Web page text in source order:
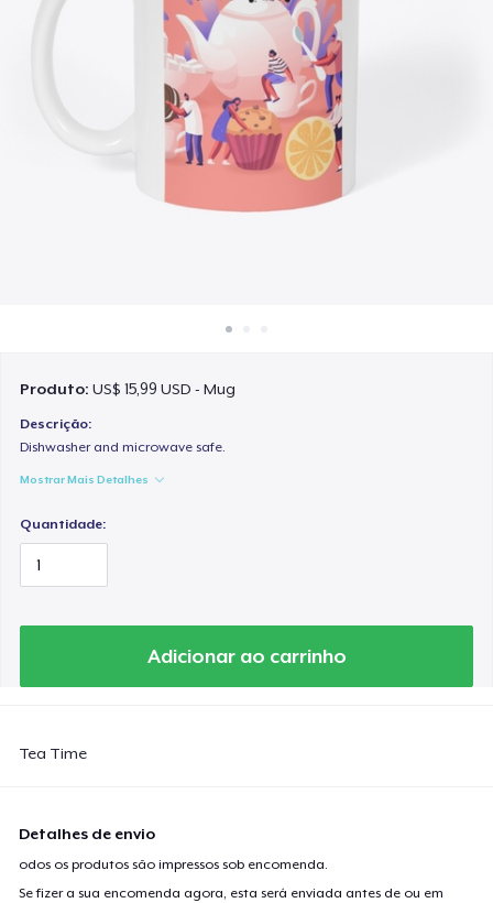
Venda em todo lugar
Venda qualquer coisa
Produto:US$ 15,99 USD - Mug
Descrição:
Dishwasher and microwave safe.
Mostrar Mais Detalhes
Quantidade:
Adicionar ao carrinho
Tea Time
Detalhes de envio
odos os produtos são impressos sob encomenda.
Se fizer a sua encomenda agora, esta será enviada antes de ou em